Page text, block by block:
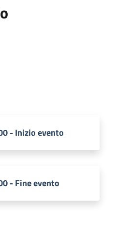
- Inizio evento
- Fine evento